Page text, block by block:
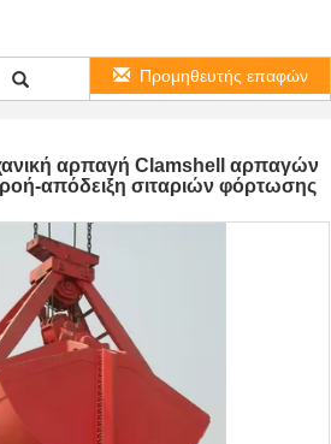
Προμηθευτής επαφών
αρπαγή Clamshell αρπαγών
απόδειξη σιταριών φόρτωσης